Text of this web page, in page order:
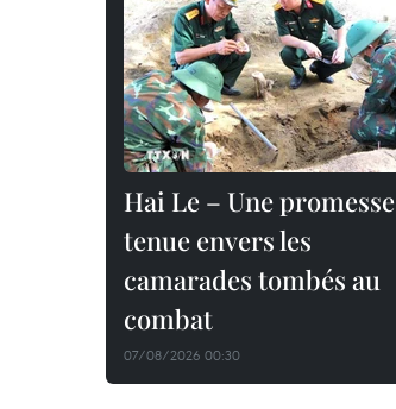
Hai Le – Une promesse
tenue envers les
camarades tombés au
combat
07/08/2026 00:30